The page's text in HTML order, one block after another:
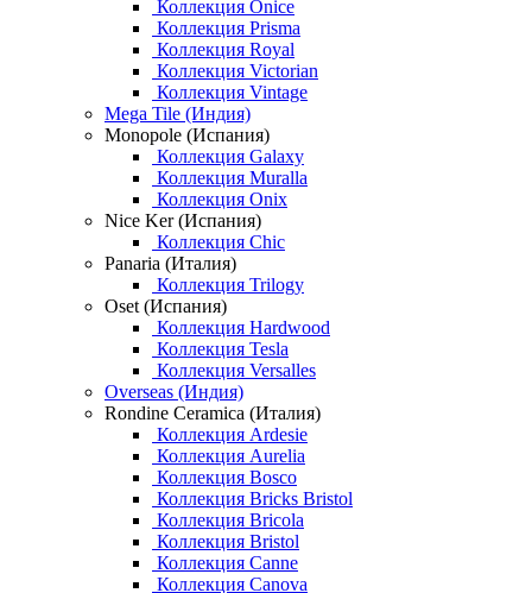
Коллекция Onice
Коллекция Prisma
Коллекция Royal
Коллекция Victorian
Коллекция Vintage
Mega Tile (Индия)
Monopole (Испания)
Коллекция Galaxy
Коллекция Muralla
Коллекция Onix
Nice Ker (Испания)
Коллекция Chic
Panaria (Италия)
Коллекция Trilogy
Oset (Испания)
Коллекция Hardwood
Коллекция Tesla
Коллекция Versalles
Overseas (Индия)
Rondine Ceramica (Италия)
Коллекция Ardesie
Коллекция Aurelia
Коллекция Bosco
Коллекция Bricks Bristol
Коллекция Bricola
Коллекция Bristol
Коллекция Canne
Коллекция Canova